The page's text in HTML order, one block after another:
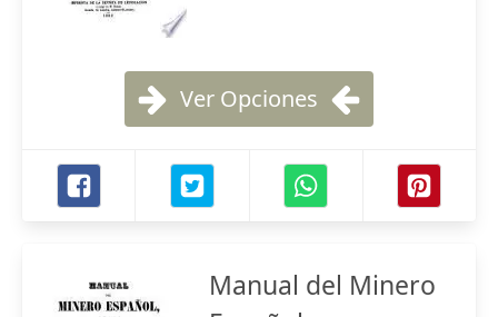
Ver Opciones
Manual del Minero